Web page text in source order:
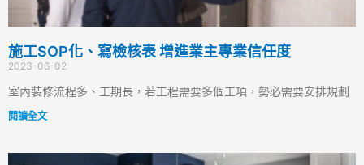
施工SOP化、寫檢核表 增進業主專業信任度
2023-06-02
室內裝修流程多、工期長，若工程需要多個工項，勢必需要安排規劃
閱讀全文